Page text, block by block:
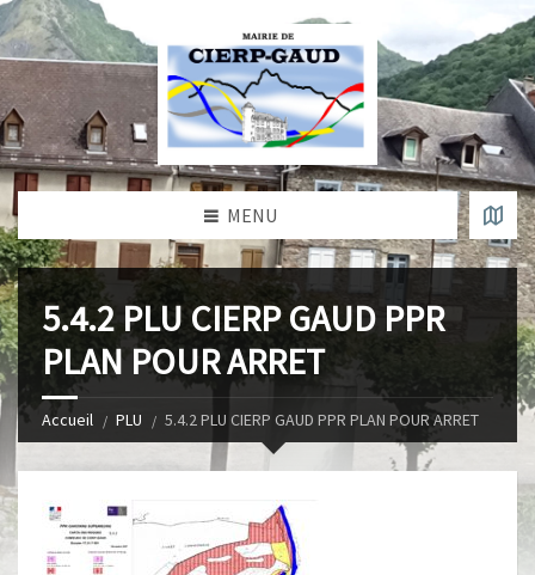
MENU
5.4.2 PLU CIERP GAUD PPR
PLAN POUR ARRET
Accueil PLU 5.4.2 PLU CIERP GAUD PPR PLAN POUR ARRET